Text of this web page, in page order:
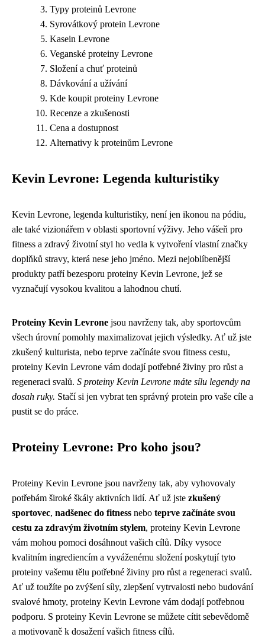
Typy proteinů Levrone
Syrovátkový protein Levrone
Kasein Levrone
Veganské proteiny Levrone
Složení a chuť proteinů
Dávkování a užívání
Kde koupit proteiny Levrone
Recenze a zkušenosti
Cena a dostupnost
Alternativy k proteinům Levrone
Kevin Levrone: Legenda kulturistiky
Kevin Levrone, legenda kulturistiky, není jen ikonou na pódiu,
ale také vizionářem v oblasti sportovní výživy. Jeho vášeň pro
fitness a zdravý životní styl ho vedla k vytvoření vlastní značky
doplňků stravy, která nese jeho jméno. Mezi nejoblíbenější
produkty patří bezesporu proteiny Kevin Levrone, jež se
vyznačují vysokou kvalitou a lahodnou chutí.
Proteiny Kevin Levrone jsou navrženy tak, aby sportovcům
všech úrovní pomohly maximalizovat jejich výsledky. Ať už jste
zkušený kulturista, nebo teprve začínáte svou fitness cestu,
proteiny Kevin Levrone vám dodají potřebné živiny pro růst a
regeneraci svalů. S proteiny Kevin Levrone máte sílu legendy na
dosah ruky. Stačí si jen vybrat ten správný protein pro vaše cíle a
pustit se do práce.
Proteiny Levrone: Pro koho jsou?
Proteiny Kevin Levrone jsou navrženy tak, aby vyhovovaly
potřebám široké škály aktivních lidí. Ať už jste zkušený
sportovec, nadšenec do fitness nebo teprve začínáte svou
cestu za zdravým životním stylem, proteiny Kevin Levrone
vám mohou pomoci dosáhnout vašich cílů. Díky vysoce
kvalitním ingrediencím a vyváženému složení poskytují tyto
proteiny vašemu tělu potřebné živiny pro růst a regeneraci svalů.
Ať už toužíte po zvýšení síly, zlepšení vytrvalosti nebo budování
svalové hmoty, proteiny Kevin Levrone vám dodají potřebnou
podporu. S proteiny Kevin Levrone se můžete cítit sebevědomě
a motivovaně k dosažení vašich fitness cílů.